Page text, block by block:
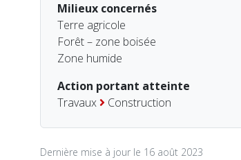
Milieux concernés
Terre agricole
Forêt – zone boisée
Zone humide
Action portant atteinte
Travaux
Construction
Dernière mise à jour le 16 août 2023